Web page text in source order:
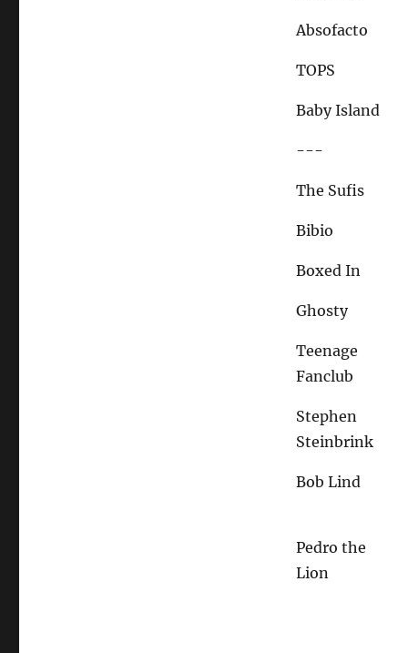
Absofacto
TOPS
Baby Island
---
The Sufis
Bibio
Boxed In
Ghosty
Teenage
Fanclub
Stephen
Steinbrink
Bob Lind
Pedro the
Lion